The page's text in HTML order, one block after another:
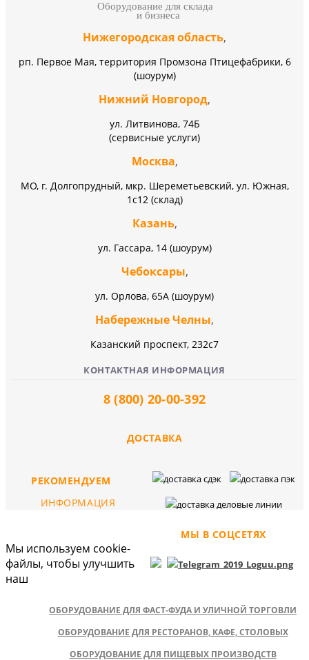
Оборудование для склада
и бизнеса
Нижегородская область,
рп. Первое Мая, территория Промзона Птицефабрики, 6
(шоурум)
Нижний Новгород,
ул. Литвинова, 74Б
(сервисные услуги)
Москва,
МО, г. Долгопрудный, мкр. Шереметьевский, ул. Южная,
1с12 (склад)
Казань,
ул. Гассара, 14 (шоурум)
Чебоксары,
ул. Орлова, 65А (шоурум)
Набережные Челны,
Казанский проспект, 232c7
КОНТАКТНАЯ ИНФОРМАЦИЯ
8 (800) 20-00-392
ДОСТАВКА
МЫ В СОЦСЕТЯХ
РЕКОМЕНДУЕМ
ОБОРУДОВАНИЕ ДЛЯ ФАСТ-ФУДА И УЛИЧНОЙ ТОРГОВЛИ
ОБОРУДОВАНИЕ ДЛЯ РЕСТОРАНОВ, КАФЕ, СТОЛОВЫХ
ОБОРУДОВАНИЕ ДЛЯ ПИЩЕВЫХ ПРОИЗВОДСТВ
ИНФОРМАЦИЯ
Мы используем cookie-
файлы, чтобы улучшить
наш